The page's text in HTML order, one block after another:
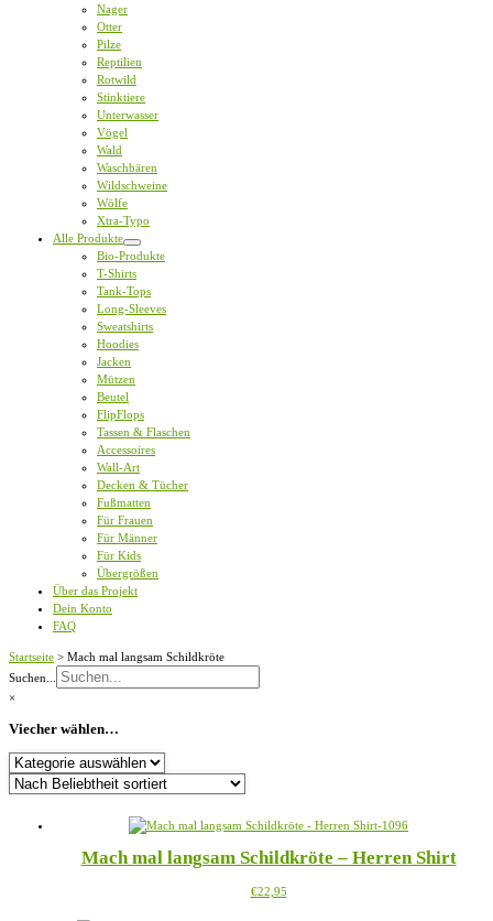
Nager
Otter
Pilze
Reptilien
Rotwild
Stinktiere
Unterwasser
Vögel
Wald
Waschbären
Wildschweine
Wölfe
Xtra-Typo
Alle Produkte
Bio-Produkte
T-Shirts
Tank-Tops
Long-Sleeves
Sweatshirts
Hoodies
Jacken
Mützen
Beutel
FlipFlops
Tassen & Flaschen
Accessoires
Wall-Art
Decken & Tücher
Fußmatten
Für Frauen
Für Männer
Für Kids
Übergrößen
Über das Projekt
Dein Konto
FAQ
Startseite > Mach mal langsam Schildkröte
Mach mal langsam Schildkröte – Herren Shirt
€22,95Dieses
Suchen...
×
Viecher wählen…
Viecher
wählen…